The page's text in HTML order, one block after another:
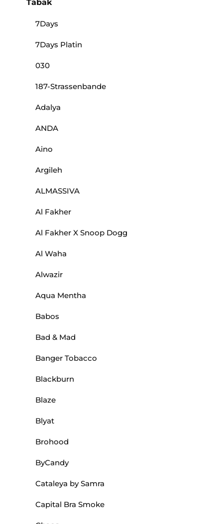
Tabak
7Days
7Days Platin
030
187-Strassenbande
Adalya
ANDA
Aino
Argileh
ALMASSIVA
Al Fakher
Al Fakher X Snoop Dogg
Al Waha
Alwazir
Aqua Mentha
Babos
Bad & Mad
Banger Tobacco
Blackburn
Blaze
Blyat
Brohood
ByCandy
Cataleya by Samra
Capital Bra Smoke